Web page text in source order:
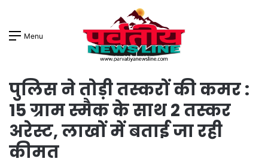
Menu
पुलिस ने तोड़ी तस्करों की कमर :
15 ग्राम स्मैक के साथ 2 तस्कर
अरेस्ट, लाखों में बताई जा रही
कीमत